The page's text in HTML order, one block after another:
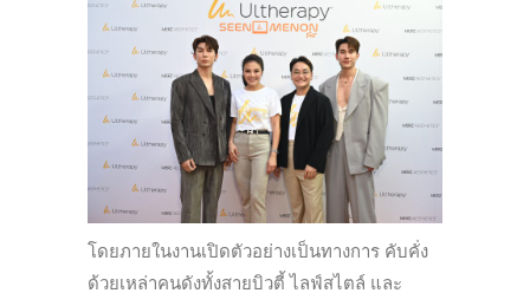
โดยภายในงานเปิดตัวอย่างเป็นทางการ คับคั่ง
ด้วยเหล่าคนดังทั้งสายบิวตี้ ไลฟ์สไตล์ และ